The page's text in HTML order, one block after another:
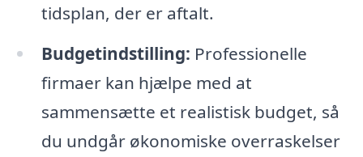
tidsplan, der er aftalt.
Budgetindstilling: Professionelle
firmaer kan hjælpe med at
sammensætte et realistisk budget, så
du undgår økonomiske overraskelser